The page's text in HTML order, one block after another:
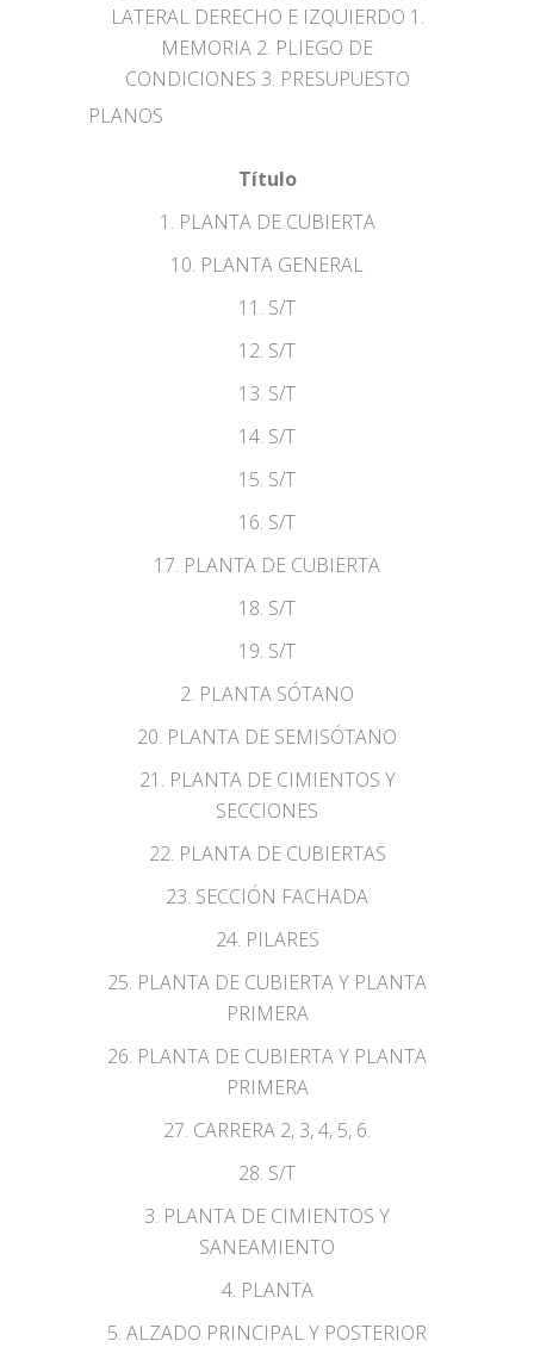
LATERAL DERECHO E IZQUIERDO 1.
MEMORIA 2. PLIEGO DE
CONDICIONES 3. PRESUPUESTO
PLANOS
Título
1. PLANTA DE CUBIERTA
10. PLANTA GENERAL
11. S/T
12. S/T
13. S/T
14. S/T
15. S/T
16. S/T
17. PLANTA DE CUBIERTA
18. S/T
19. S/T
2. PLANTA SÓTANO
20. PLANTA DE SEMISÓTANO
21. PLANTA DE CIMIENTOS Y
SECCIONES
22. PLANTA DE CUBIERTAS
23. SECCIÓN FACHADA
24. PILARES
25. PLANTA DE CUBIERTA Y PLANTA
PRIMERA
26. PLANTA DE CUBIERTA Y PLANTA
PRIMERA
27. CARRERA 2, 3, 4, 5, 6.
28. S/T
3. PLANTA DE CIMIENTOS Y
SANEAMIENTO
4. PLANTA
5. ALZADO PRINCIPAL Y POSTERIOR